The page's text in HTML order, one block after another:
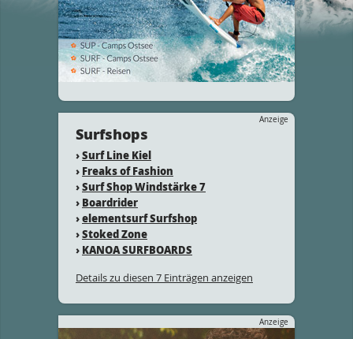
Anzeige
Surfshops
›Surf Line Kiel
› Freaks of Fashion
›Surf Shop Windstärke 7
› Boardrider
›elementsurf Surfshop
›Stoked Zone
› KANOA SURFBOARDS
Details zu diesen 7 Einträgen anzeigen
Anzeige